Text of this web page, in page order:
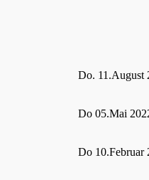
Do. 11.August
Do 05.Mai
Do 10.Februar